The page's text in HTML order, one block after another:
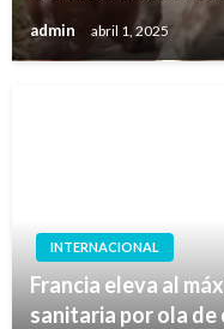
admin abril 1, 2025
INTERNACIONAL
Francia eleva al
sanitaria por ola